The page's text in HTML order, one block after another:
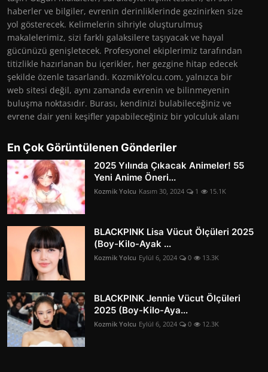
haberler ve bilgiler, evrenin derinliklerinde gezinirken size
yol gösterecek. Kelimelerin sihriyle oluşturulmuş
makalelerimiz, sizi farklı galaksilere taşıyacak ve hayal
gücünüzü genişletecek. Profesyonel ekiplerimiz tarafından
titizlikle hazırlanan bu içerikler, her gezgine hitap edecek
şekilde özenle tasarlandı. KozmikYolcu.com, yalnızca bir
web sitesi değil, aynı zamanda evrenin ve bilinmeyenin
buluşma noktasıdır. Burası, kendinizi bulabileceğiniz ve
evrene dair yeni keşifler yapabileceğiniz bir yolculuk alanı
En Çok Görüntülenen Gönderiler
2025 Yılında Çıkacak Animeler! 55
Yeni Anime Öneri...
Kozmik Yolcu Kasım 30, 2024 1 15.1K
BLACKPINK Lisa Vücut Ölçüleri 2025
(Boy-Kilo-Ayak ...
Kozmik Yolcu Eylül 6, 2024 0 13.3K
BLACKPINK Jennie Vücut Ölçüleri
2025 (Boy-Kilo-Aya...
Kozmik Yolcu Eylül 6, 2024 0 12.3K